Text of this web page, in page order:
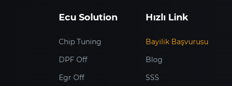
Ecu Solution
Chip Tuning
DPF Off
Egr Off
Hızlı Link
Bayilik Başvurusu
Blog
SSS